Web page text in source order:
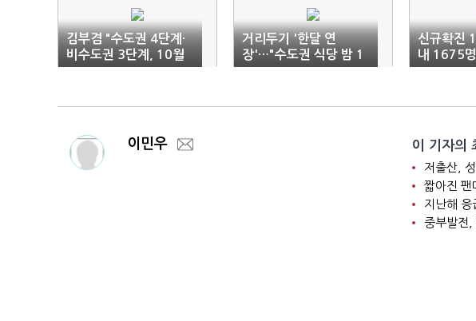
김부겸 "수도권 4단계·
비수도권 3단계, 10월
3일까지 연장"(2보)
거리두기 '한달 연
장'…"수도권 식당 밤 1
0시·모임 6명까지"(종
신규확진
내 1675명
4명(1보)
이민우 이 기자의
저출산,
짧아진
지난해
중부발전